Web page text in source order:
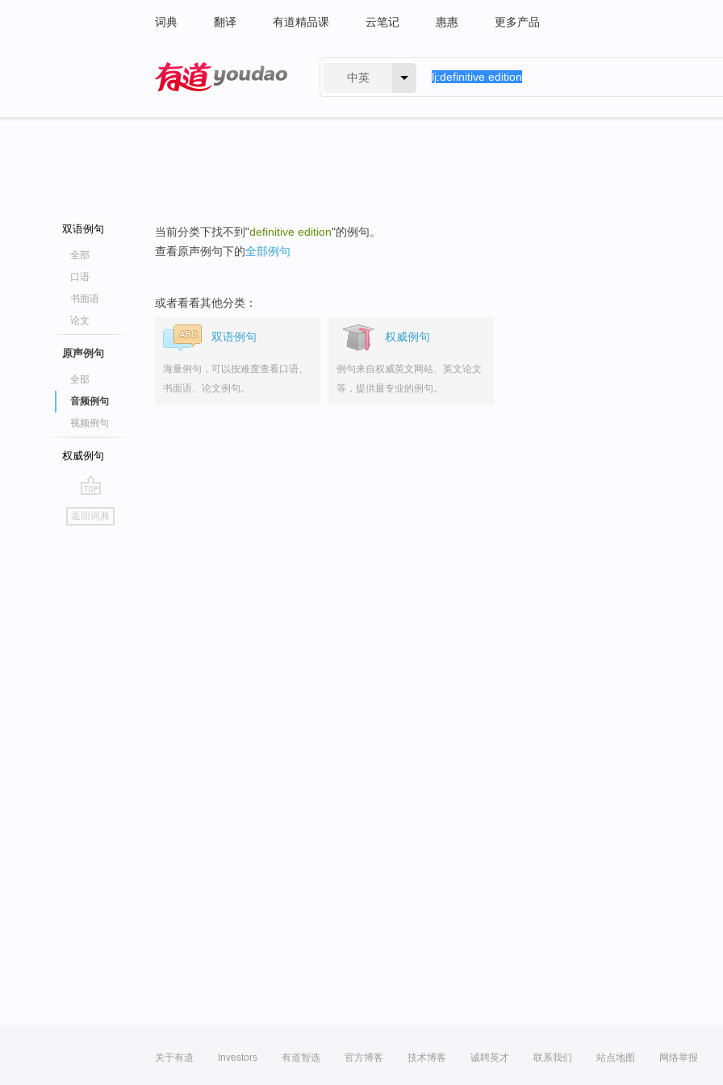
词典 翻译 有道精品课 云笔记 惠惠 更多产品
中英
双语例句
全部
口语
书面语
论文
原声例句
全部
音频例句
视频例句
权威例句
go
top
返回词典
当前分类下找不到"definitive edition"的例句。
查看原声例句下的全部例句
或者看看其他分类：
双语例句
海量例句，可以按难度查看口语、
书面语、论文例句。
权威例句
例句来自权威英文网站、英文论文
等，提供最专业的例句。
关于有道 Investors 有道智选 官方博客 技术博客 诚聘英才 联系我们 站点地图 网络举报